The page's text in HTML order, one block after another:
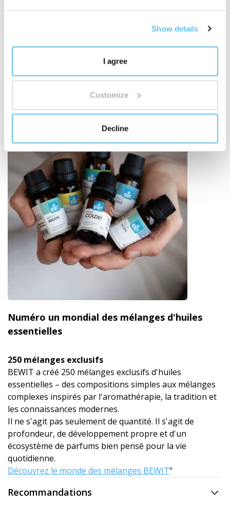
Show details
I agree
Customize
Decline
des sources végétales et des matières premières
Découvrez pourquoi l'origine
des matières premières est importante"
Numéro un mondial des mélanges d'huiles
essentielles
250 mélanges exclusifs
BEWIT a créé 250 mélanges exclusifs d'huiles
essentielles – des compositions simples aux mélanges
complexes inspirés par l'aromathérapie, la tradition et
les connaissances modernes.
Il ne s'agit pas seulement de quantité. Il s'agit de
profondeur, de développement propre et d'un
écosystème de parfums bien pensé pour la vie
quotidienne.
Découvrez le monde des mélanges BEWIT"
Recommandations